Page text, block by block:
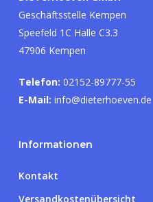
Geschäftsstelle Kempen
Speefeld 1C Halle C3.3
47906 Kempen
Telefon: 02152-89777-55
E-Mail: info@dieterhoeven.de
Informationen
Kontakt
Versandkostenübersicht